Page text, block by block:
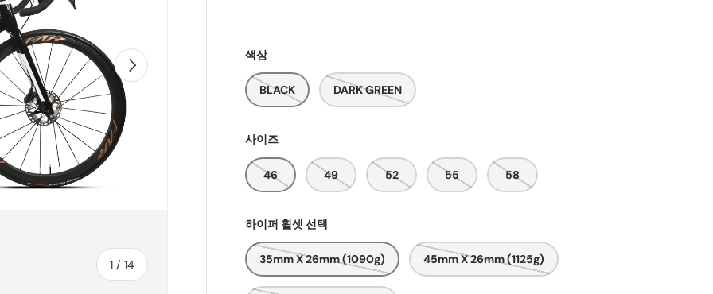
1 /~의
14
다음 색상
BLACK DARK GREEN
사이즈
46 49 52 55 58
하이퍼 휠셋 선택
35mm X 26mm (1090g) 45mm X 26mm (1125g)